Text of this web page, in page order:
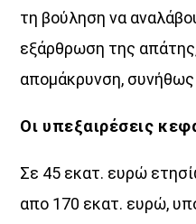
τη βούληση να
εξάρθρωση της
αποµάκρυνση, συνήθως
Οι υπεξαιρέσεις
Σε 45 εκατ. ευρώ
απο 170 εκατ. ευρώ,